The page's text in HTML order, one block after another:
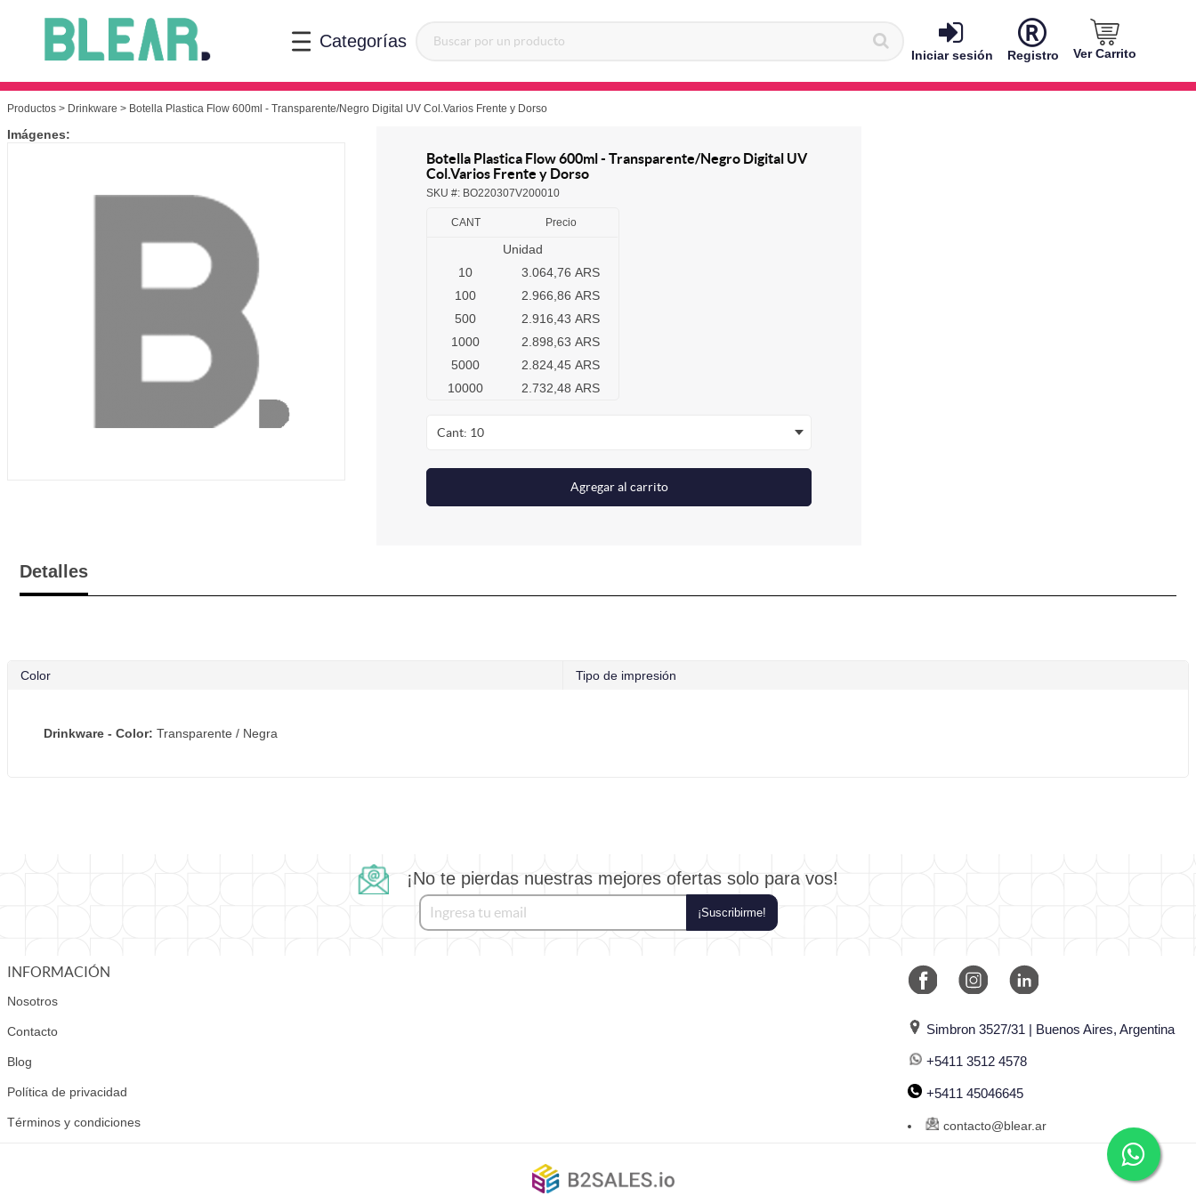
Categorías
Iniciar sesión Registro Ver Carrito
Productos > Drinkware > Botella Plastica Flow 600ml - Transparente/Negro Digital UV Col.Varios Frente y Dorso
Imágenes:
Botella Plastica Flow 600ml - Transparente/Negro Digital UV
Col.Varios Frente y Dorso
SKU #: BO220307V200010
CANT Precio
Unidad
10
3.064,76 ARS
100
2.966,86 ARS
500
2.916,43 ARS
1000
2.898,63 ARS
5000
2.824,45 ARS
10000
2.732,48 ARS
Cant: 10
Agregar al carrito
Detalles
Color Tipo de impresión
Drinkware - Color: Transparente / Negra
¡No te pierdas nuestras mejores ofertas solo para vos!
¡Suscribirme!
INFORMACIÓN
Nosotros
Contacto
Blog
Política de privacidad
Términos y condiciones
Simbron 3527/31 | Buenos Aires, Argentina
+5411 3512 4578
+5411 45046645
contacto@blear.ar